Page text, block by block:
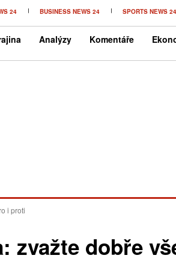
24 BUSINESS NEWS 24 SPORTS NEWS 24
Analýzy Komentáře
i proti
zvažte dobře